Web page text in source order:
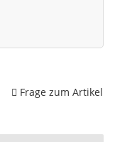
Frage zum Artikel